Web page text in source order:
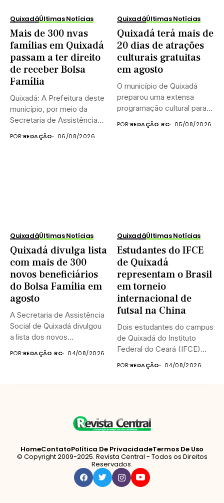
QuixadáÚltimas Notícias
Mais de 300 nvas
famílias em Quixadá
passam a ter direito
de receber Bolsa
Família
Quixadá: A Prefeitura deste
município, por meio da
Secretaria de Assistência
POR:REDAÇÃO 06/08/2026
QuixadáÚltimas Notícias
Quixadá terá mais de
20 dias de atrações
culturais gratuitas
em agosto
O município de Quixadá
preparou uma extensa
programação cultural para
POR:REDAÇÃO RC 05/08/2026
QuixadáÚltimas Notícias
Quixadá divulga lista
com mais de 300
novos beneficiários
do Bolsa Família em
agosto
A Secretaria de Assistência
Social de Quixadá divulgou
a lista dos novos...
POR:REDAÇÃO RC 04/08/2026
QuixadáÚltimas Notícias
Estudantes do IFCE
de Quixadá
representam o Brasil
em torneio
internacional de
futsal na China
Dois estudantes do campus
de Quixadá do Instituto
Federal do Ceará (IFCE)...
POR:REDAÇÃO 04/08/2026
HomeContatoPolítica De PrivacidadeTermos De Uso
© Copyright 2009-2025. Revista Central - Todos os Direitos
Reservados.